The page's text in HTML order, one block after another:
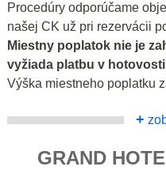
Procedúry odporúčame
našej CK už pri rezervácii
Miestny poplatok nie je
vyžiada platbu v
Výška miestneho poplatku
+
GRAND